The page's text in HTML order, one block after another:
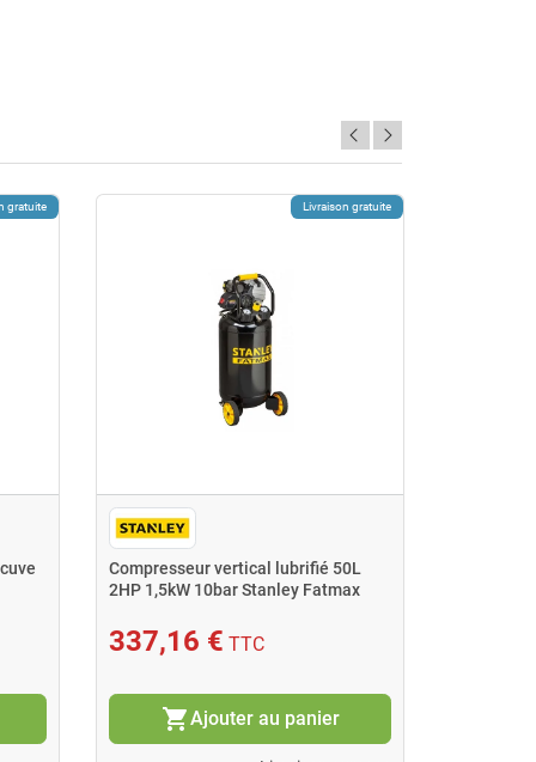
gratuite Livraison gratuite
Compresseur vertical lubrifié 50L
2HP 1,5kW 10bar Stanley Fatmax
337,16 € TTC
shopping_cartAjouter au panier